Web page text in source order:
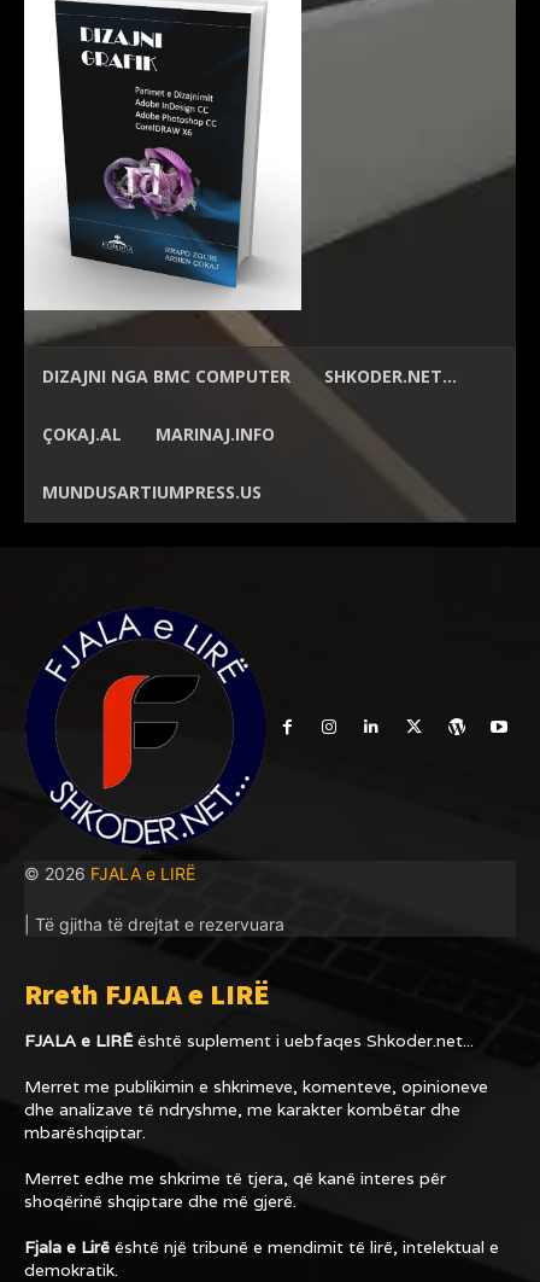
DIZAJNI NGA BMC COMPUTER SHKODER.NET…
ÇOKAJ.AL MARINAJ.INFO
MUNDUSARTIUMPRESS.US
© 2026 FJALA e LIRË
| Të gjitha të drejtat e rezervuara
Rreth FJALA e LIRË
FJALA e LIRËështë suplement i uebfaqes Shkoder.net...
Merret me publikimin e shkrimeve, komenteve, opinioneve
dhe analizave të ndryshme, me karakter kombëtar dhe
mbarëshqiptar.
Merret edhe me shkrime të tjera, që kanë interes për
shoqërinë shqiptare dhe më gjerë.
Fjala e Lirë është një tribunë e mendimit të lirë, intelektual e
demokratik.